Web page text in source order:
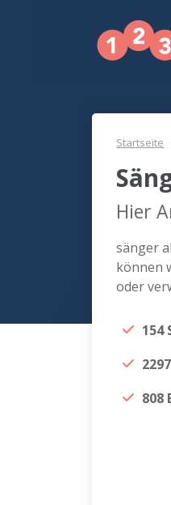
Startseite
Hier
sänger
können
oder
154
808